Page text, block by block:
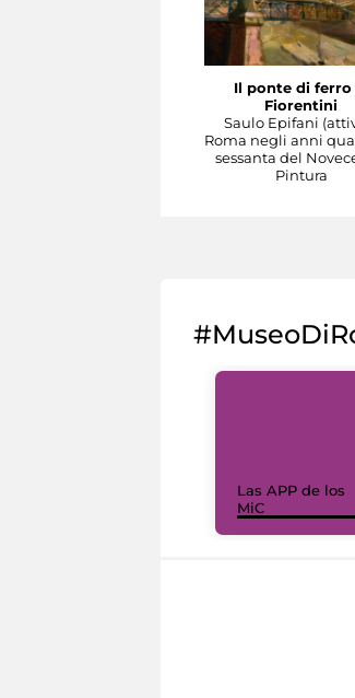
Il ponte di ferro
Fiorentini
Saulo Epifani
Roma negli anni
sessanta del
Pintura
Las APP de los
MiC